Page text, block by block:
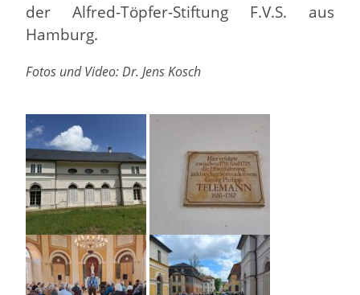
der Alfred-Töpfer-Stiftung F.V.S. aus
Hamburg.
Fotos und Video: Dr. Jens Kosch